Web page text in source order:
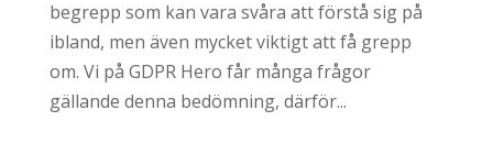
begrepp som kan vara svåra att förstå sig på
ibland, men även mycket viktigt att få grepp
om. Vi på GDPR Hero får många frågor
gällande denna bedömning, därför...